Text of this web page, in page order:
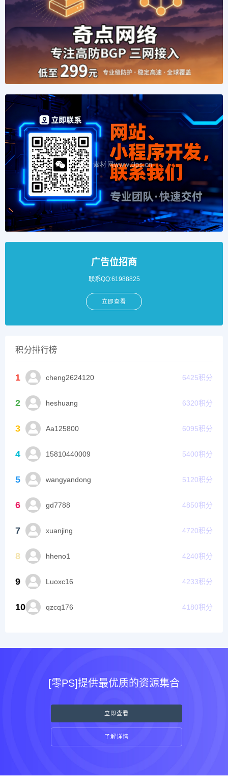
广告位招商
联系QQ:61988825
立即查看
积分排行榜
1 cheng2624120 6425积分
2 heshuang 6320积分
3 Aa125800 6095积分
4 15810440009 5400积分
5 wangyandong 5120积分
6 gd7788 4850积分
7 xuanjing 4720积分
8 hheno1 4240积分
9 Luoxc16 4233积分
10 qzcq176 4180积分
[零PS]提供最优质的资源集合
立即查看
了解详情